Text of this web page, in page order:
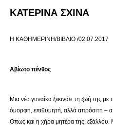
ΚΑΤΕΡΙΝΑ ΣΧΙΝΑ
Η ΚΑΘΗΜΕΡΙΝΗ/ΒΙΒΛΙΟ /02.07.2017
Αβίωτο πένθος
Μια νέα γυναίκα ξεκινάει τη ζωή της με
όμορφη, επιθυμητή, αλλά απρόσιτη –
Οπως και η χήρα μητέρα της, εξάλλου.